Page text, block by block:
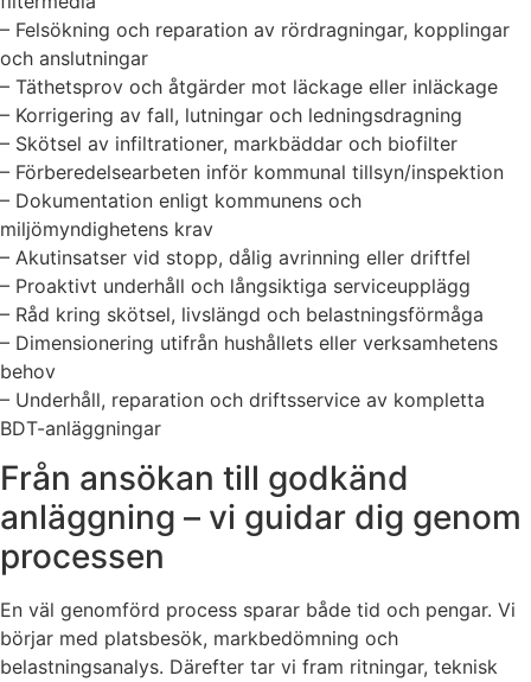
– Felsökning och reparation av rördragningar, kopplingar
och anslutningar
– Täthetsprov och åtgärder mot läckage eller inläckage
– Korrigering av fall, lutningar och ledningsdragning
– Skötsel av infiltrationer, markbäddar och biofilter
– Förberedelsearbeten inför kommunal tillsyn/inspektion
– Dokumentation enligt kommunens och
miljömyndighetens krav
– Akutinsatser vid stopp, dålig avrinning eller driftfel
– Proaktivt underhåll och långsiktiga serviceupplägg
– Råd kring skötsel, livslängd och belastningsförmåga
– Dimensionering utifrån hushållets eller verksamhetens
behov
– Underhåll, reparation och driftsservice av kompletta
BDT-anläggningar
Från ansökan till godkänd
anläggning – vi guidar dig genom
processen
En väl genomförd process sparar både tid och pengar. Vi
börjar med platsbesök, markbedömning och
belastningsanalys. Därefter tar vi fram ritningar, teknisk